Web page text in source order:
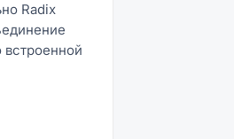
Radix
встроенной